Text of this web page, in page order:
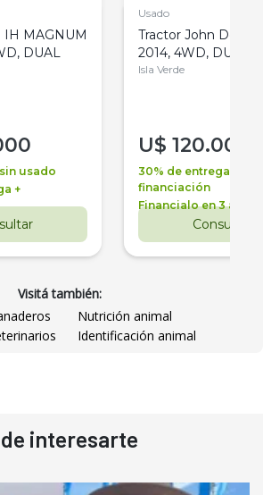
IH MAGNUM
DUAL
usado
+
Usado
Tractor John Deere
2014, 4WD, DUAL
Isla Verde
U$ 120.000
30% de entrega +
financiación
Financialo en 3 años
Consultar
Visitá también:
Nutrición animal
Identificación animal
interesarte